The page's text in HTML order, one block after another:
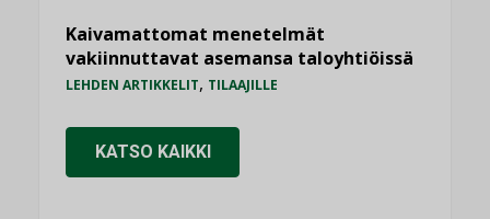
Kaivamattomat menetelmät
vakiinnuttavat asemansa taloyhtiöissä
LEHDEN ARTIKKELIT, TILAAJILLE
KATSO KAIKKI